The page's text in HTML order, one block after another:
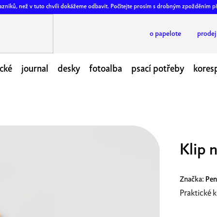
než v tuto chvíli dokážeme odbavit. Počítejte prosím s drobným zpožděním
o papelote
journal desky fotoalba psací potřeby
Klip
Značka:
Praktické